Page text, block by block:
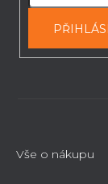
Vše o nákupu